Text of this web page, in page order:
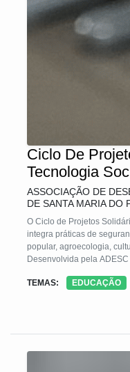
Ciclo De
Tecnologia
ASSOCIAÇÃO DE
DE SANTA MARIA DO
O Ciclo de Projetos
integra práticas de
popular, agroecologia,
Desenvolvida pela
Agroecológico,
espaço comunitário em
TEMAS: EDUCAÇÃO